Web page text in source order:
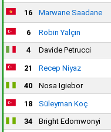
16 Marwane Saadane
6
Robin Yalçın
4
Davide Petrucci
21
Recep Niyaz
40
Nosa Igiebor
18
Süleyman Koç
34
Bright Edomwonyi